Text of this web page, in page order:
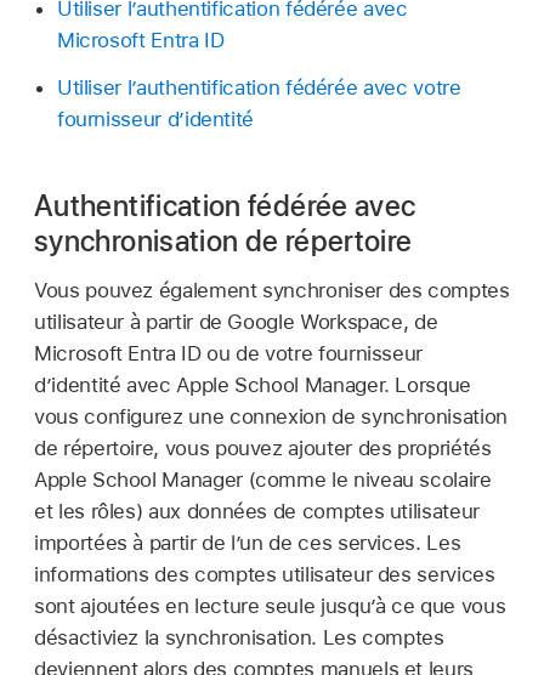
Utiliser l’authentification fédérée avec
Microsoft Entra ID
Utiliser l’authentification fédérée avec votre
fournisseur d’identité
Authentification fédérée avec
synchronisation de répertoire
Vous pouvez également synchroniser des comptes
utilisateur à partir de Google Workspace, de
Microsoft Entra ID ou de votre fournisseur
d’identité avec Apple School Manager. Lorsque
vous configurez une connexion de synchronisation
de répertoire, vous pouvez ajouter des propriétés
Apple School Manager (comme le niveau scolaire
et les rôles) aux données de comptes utilisateur
importées à partir de l’un de ces services. Les
informations des comptes utilisateur des services
sont ajoutées en lecture seule jusqu’à ce que vous
désactiviez la synchronisation. Les comptes
deviennent alors des comptes manuels et leurs